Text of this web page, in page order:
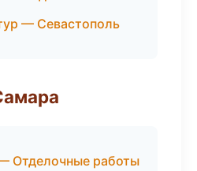
— Севастополь
Отделочные работы